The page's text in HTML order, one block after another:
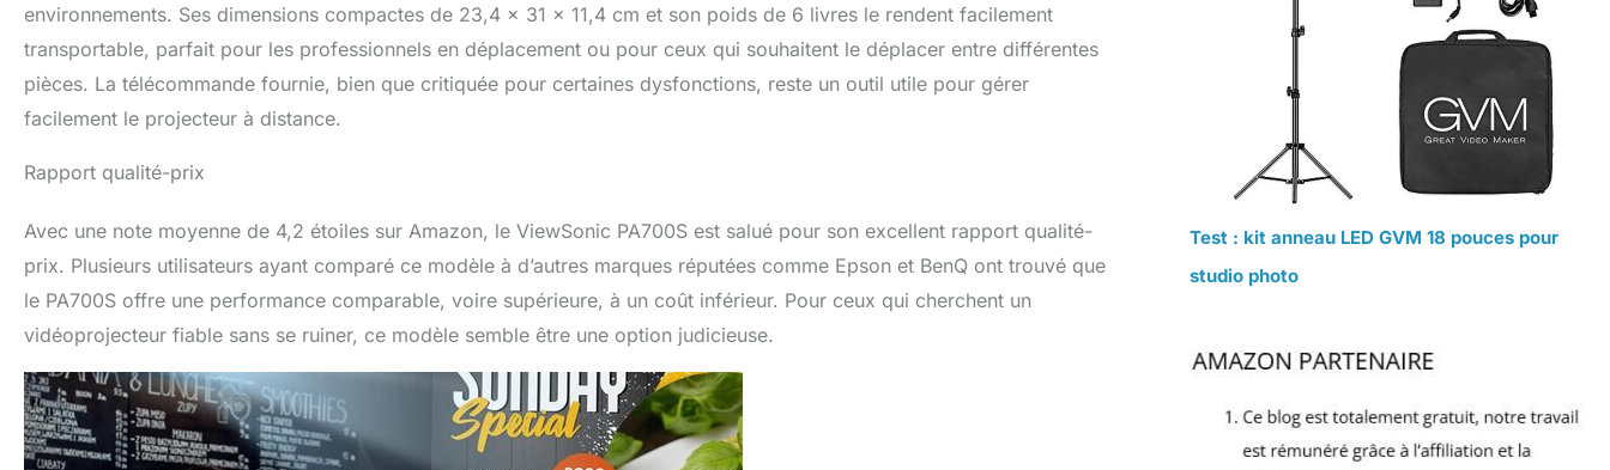
environnements. Ses dimensions compactes de 23,4 x 31 x 11,4 cm et son poids de 6 livres le rendent facilement
transportable, parfait pour les professionnels en déplacement ou pour ceux qui souhaitent le déplacer entre différentes
pièces. La télécommande fournie, bien que critiquée pour certaines dysfonctions, reste un outil utile pour gérer
facilement le projecteur à distance.
Rapport qualité-prix
Avec une note moyenne de 4,2 étoiles sur Amazon, le ViewSonic PA700S est salué pour son excellent rapport qualité-
prix. Plusieurs utilisateurs ayant comparé ce modèle à d’autres marques réputées comme Epson et BenQ ont trouvé que
le PA700S offre une performance comparable, voire supérieure, à un coût inférieur. Pour ceux qui cherchent un
vidéoprojecteur fiable sans se ruiner, ce modèle semble être une option judicieuse.
Test : kit anneau LED GVM 18 pouces pour
studio photo